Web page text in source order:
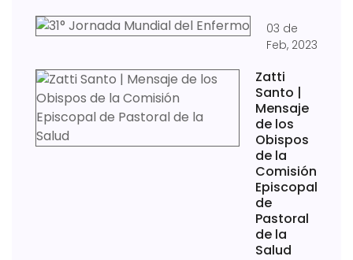
03 de
Feb, 2023
Zatti
Santo |
Mensaje
de los
Obispos
de la
Comisión
Episcopal
de
Pastoral
de la
Salud